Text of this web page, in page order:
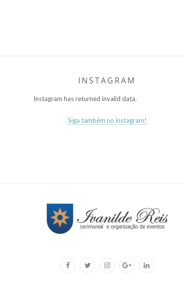
INSTAGRAM
Instagram has returned invalid data.
Siga também no instagram!